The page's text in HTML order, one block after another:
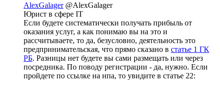
AlexGalager @AlexGalager
Юрист в сфере IT
Если будете систематически получать прибыль от
оказания услуг, а как понимаю вы на это и
рассчитываете, то да, безусловно, деятельность это
предпринимательская, что прямо сказано в статье 1 ГК
РБ. Разницы нет будете вы сами размещать или через
посредника. По поводу регистрации - да, нужно. Если
пройдете по ссылке на нпа, то увидите в статье 22: